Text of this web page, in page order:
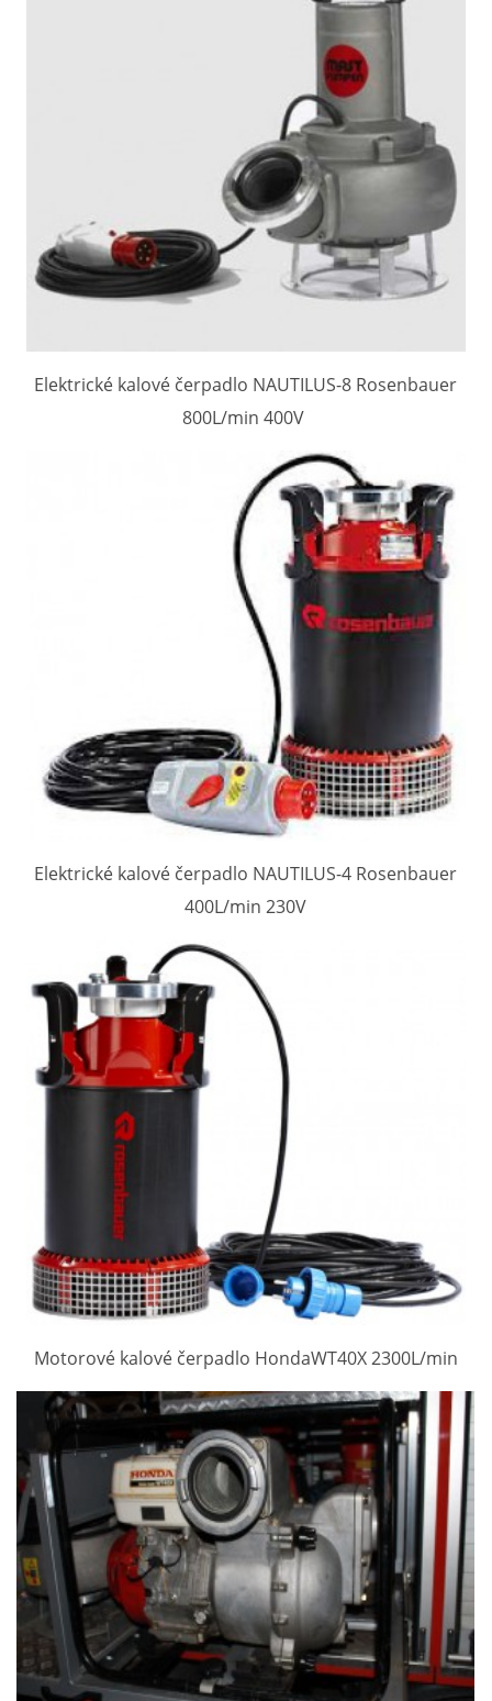
Elektrické kalové čerpadlo NAUTILUS-8 Rosenbauer
800L/min 400V
Elektrické kalové čerpadlo NAUTILUS-4 Rosenbauer
400L/min 230V
Motorové kalové čerpadlo HondaWT40X 2300L/min